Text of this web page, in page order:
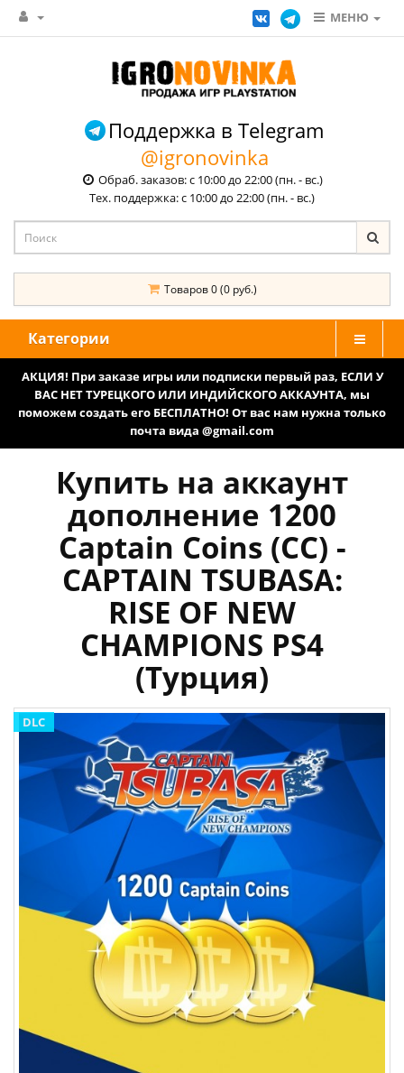
МЕНЮ
Поддержка в Telegram
@igronovinka
Обраб. заказов: с 10:00 до 22:00 (пн. - вс.)
Тех. поддержка: с 10:00 до 22:00 (пн. - вс.)
Товаров 0 (0 руб.)
Категории
АКЦИЯ! При заказе игры или подписки первый раз, ЕСЛИ У
ВАС НЕТ ТУРЕЦКОГО ИЛИ ИНДИЙСКОГО АККАУНТА, мы
поможем создать его БЕСПЛАТНО! От вас нам нужна только
почта вида @gmail.com
Купить на аккаунт
дополнение 1200
Captain Coins (CC) -
CAPTAIN TSUBASA:
RISE OF NEW
CHAMPIONS PS4
(Турция)
DLC